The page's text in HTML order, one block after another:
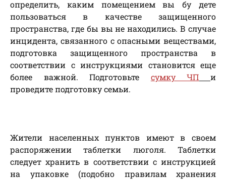
определить, каким помещением вы бу дете
пользоваться в качестве защищенного
пространства, где бы вы не находились. В случае
инцидента, связанного с опасными веществами,
подготовка защищенного пространства в
соответствии с инструкциями становится еще
более важной. Подготовьте сумку ЧП
и
проведите подготовку семьи.
Жители населенных пунктов имеют в своем
распоряжении таблетки люголя. Таблетки
следует хранить в соответствии с инструкцией
на упаковке (подобно правилам хранения